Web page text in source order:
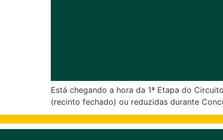
Está chegando a hora da 1ª Etapa do
(recinto fechado) ou reduzidas durante